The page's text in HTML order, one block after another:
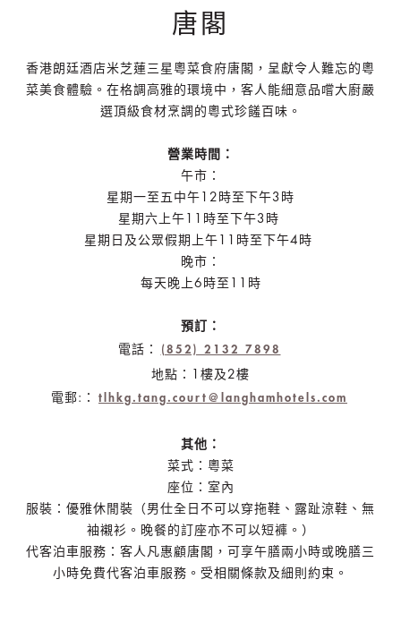
唐閣
香港朗廷酒店米芝蓮三星粵菜食府唐閣，呈獻令人難忘的粵
菜美食體驗。在格調高雅的環境中，客人能細意品嚐大廚嚴
選頂級食材烹調的粵式珍饈百味。
營業時間：
午市：
星期一至五中午12時至下午3時
星期六上午11時至下午3時
星期日及公眾假期上午11時至下午4時
晚市：
每天晚上6時至11時
預訂：
電話：
(852) 2132 7898
地點：1樓及2樓
電郵:：
tlhkg.tang.court@langhamhotels.com
其他：
菜式：粵菜
座位：室內
服裝：優雅休閒裝（男仕全日不可以穿拖鞋、露趾涼鞋、無
袖襯衫。晚餐的訂座亦不可以短褲。）
代客泊車服務：客人凡惠顧唐閣，可享午膳兩小時或晚膳三
小時免費代客泊車服務。受相關條款及細則約束。